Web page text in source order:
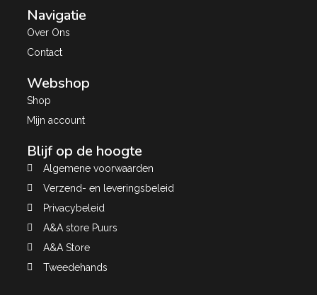
Navigatie
Over Ons
Contact
Webshop
Shop
Mijn account
Blijf op de hoogte
Algemene voorwaarden
Verzend- en leveringsbeleid
Privacybeleid
A&A store Puurs
A&A Store
Tweedehands